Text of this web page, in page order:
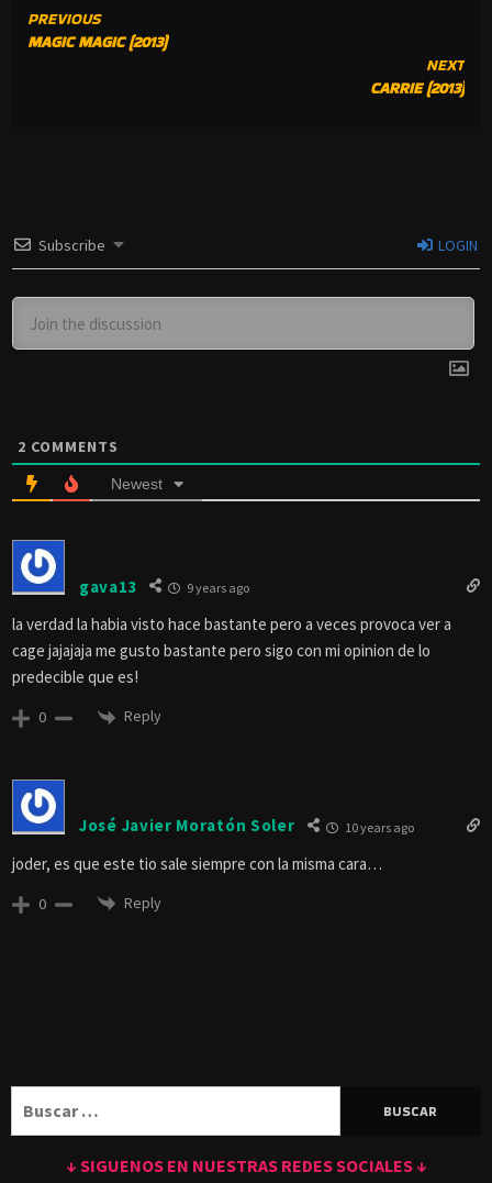
CONTINUE
READING
PREVIOUS
MAGIC MAGIC (2013)
NEXT
CARRIE (2013)
Subscribe LOGIN
2 COMMENTS
Newest
gava13 9 years ago
la verdad la habia visto hace bastante pero a veces provoca ver a
cage jajajaja me gusto bastante pero sigo con mi opinion de lo
predecible que es!
0 Reply
José Javier Moratón Soler 10 years ago
joder, es que este tio sale siempre con la misma cara…
0 Reply
↓ SIGUENOS EN NUESTRAS REDES SOCIALES ↓